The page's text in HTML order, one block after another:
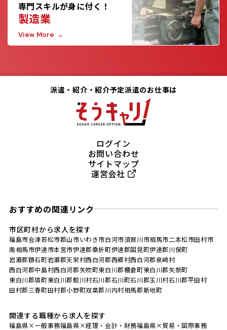
専門スキルが身に付く！
製造業
View More
派遣・紹介・紹介予定派遣のお仕事は
ログイン
お問い合わせ
サイトマップ
運営会社
おすすめの関連リンク
市区町村から求人を探す
福島市会津若松市郡山市いわき市白河市須賀川市相馬市二本松市田村市
南相馬市伊達市本宮市伊達郡桑折町伊達郡国見町伊達郡川俣町
岩瀬郡鏡石町岩瀬郡天栄村西白河郡西郷村西白河郡泉崎村
西白河郡中島村西白河郡矢吹町東白川郡棚倉町東白川郡矢祭町
東白川郡塙町東白川郡鮫川村石川郡石川町石川郡玉川村石川郡平田村
田村郡三春町田村郡小野町双葉郡川内村相馬郡新地町
関連する職種から求人を探す
福島県×一般事務福島県×経理・会計・財務福島県×貿易・国際事務